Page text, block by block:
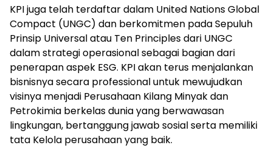
KPI juga telah terdaftar dalam United Nations Global
Compact (UNGC) dan berkomitmen pada Sepuluh
Prinsip Universal atau Ten Principles dari UNGC
dalam strategi operasional sebagai bagian dari
penerapan aspek ESG. KPI akan terus menjalankan
bisnisnya secara professional untuk mewujudkan
visinya menjadi Perusahaan Kilang Minyak dan
Petrokimia berkelas dunia yang berwawasan
lingkungan, bertanggung jawab sosial serta memiliki
tata Kelola perusahaan yang baik.